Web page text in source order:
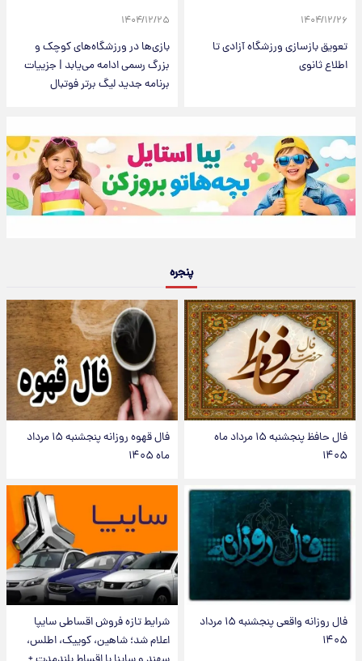
۱۴۰۴/۱۲/۲۶
تعویق بازسازی ورزشگاه آزادی تا
اطلاع ثانوی
۱۴۰۴/۱۲/۲۵
بازی‌ها در ورزشگاه‌های کوچک و
بزرگ رسمی ادامه می‌یابد | جزییات
برنامه جدید لیگ برتر فوتبال
پنجره
فال حافظ پنجشنبه ۱۵ مرداد ماه
۱۴۰۵
فال قهوه روزانه پنجشنبه ۱۵ مرداد
ماه ۱۴۰۵
فال روزانه واقعی پنجشنبه ۱۵ مرداد
۱۴۰۵
شرایط تازه فروش اقساطی سایپا
اعلام شد؛ شاهین، کوییک، اطلس،